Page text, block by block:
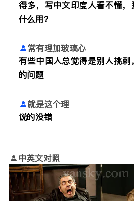
得多，写中文印度人看不懂，
什么用？
常有理加玻璃心
有些中国人总觉得是别人挑刺
的问题
就是这个理
说的没错
中英文对照